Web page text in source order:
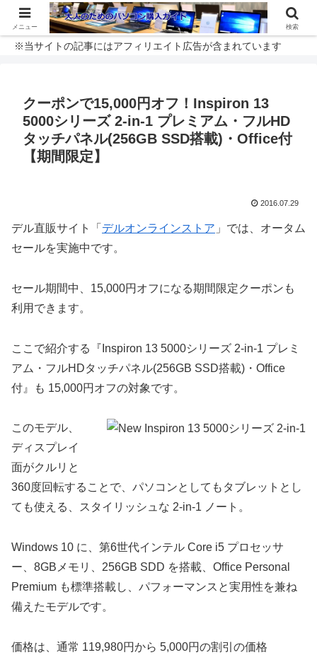
※当サイトの記事にはアフィリエイト広告が含まれています
クーポンで15,000円オフ！Inspiron 13
5000シリーズ 2-in-1 プレミアム・フルHD
タッチパネル(256GB SSD搭載)・Office付
【期間限定】
2016.07.29
デル直販サイト「 デルオンラインストア 」では、オータム
セールを実施中です。
セール期間中、15,000円オフになる期間限定クーポンも
利用できます。
ここで紹介する『Inspiron 13 5000シリーズ 2-in-1 プレミ
アム・フルHDタッチパネル(256GB SSD搭載)・Office
付』も 15,000円オフの対象です。
このモデル、
ディスプレイ
面がクルリと
360度回転することで、パソコンとしてもタブレットとし
ても使える、スタイリッシュな 2-in-1 ノート。
Windows 10 に、第6世代インテル Core i5 プロセッサ
ー、8GBメモリ、256GB SDD を搭載、Office Personal
Premium も標準搭載し、パフォーマンスと実用性を兼ね
備えたモデルです。
価格は、通常 119,980円から 5,000円の割引の価格
メニュー 検索